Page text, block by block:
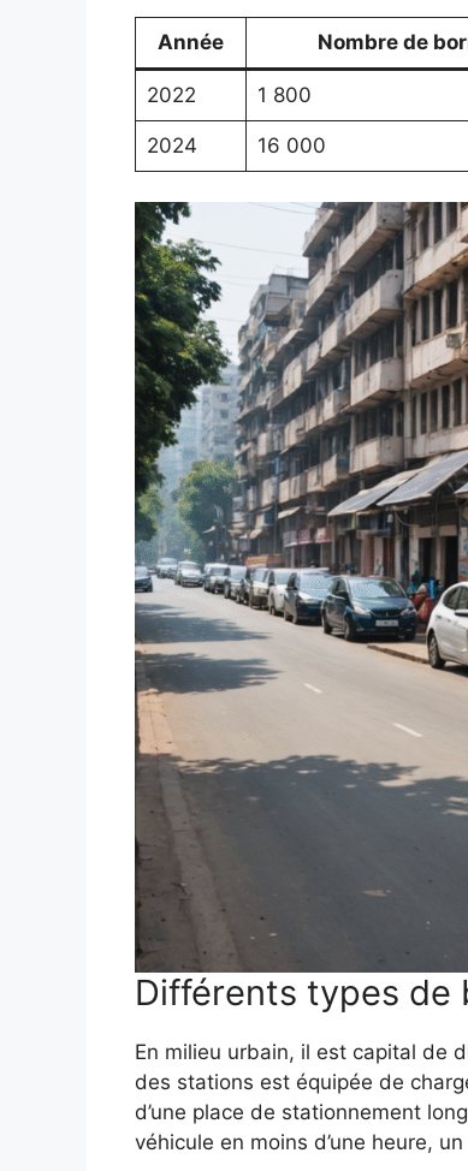
Année Nombre de
2022 1 800
2024 16 000
Différents types de
En milieu urbain, il est capital de
des stations est équipée de
d’une place de stationnement
véhicule en moins d’une heure,